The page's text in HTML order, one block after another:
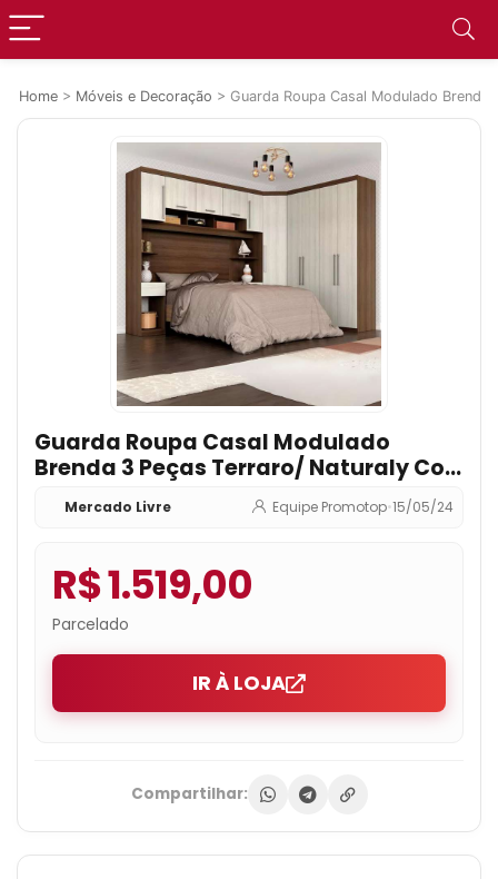
Home > Móveis e Decoração > Guarda Roupa Casal Modulado
Guarda Roupa Casal Modulado
Brenda 3 Peças Terraro/ Naturaly Cor
Terraro/naturaly
Mercado Livre Equipe Promotop•15/05/24
R$ 1.519,00
Parcelado
IR À LOJA
Compartilhar: